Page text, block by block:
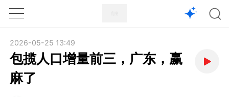
1X
2026-05-25 13:49
包揽人口增量前三，广东，赢
麻了